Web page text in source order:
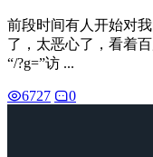
前段时间有人开始对
了，太恶心了，看着
“/?g=”访 ...
6727 0